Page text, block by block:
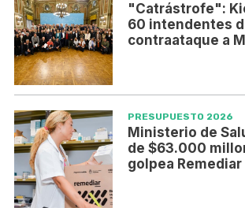
"Catrástrofe":
60 intendentes
contraataque a
PRESUPUESTO 2026
Ministerio de
de $63.000
golpea Remediar